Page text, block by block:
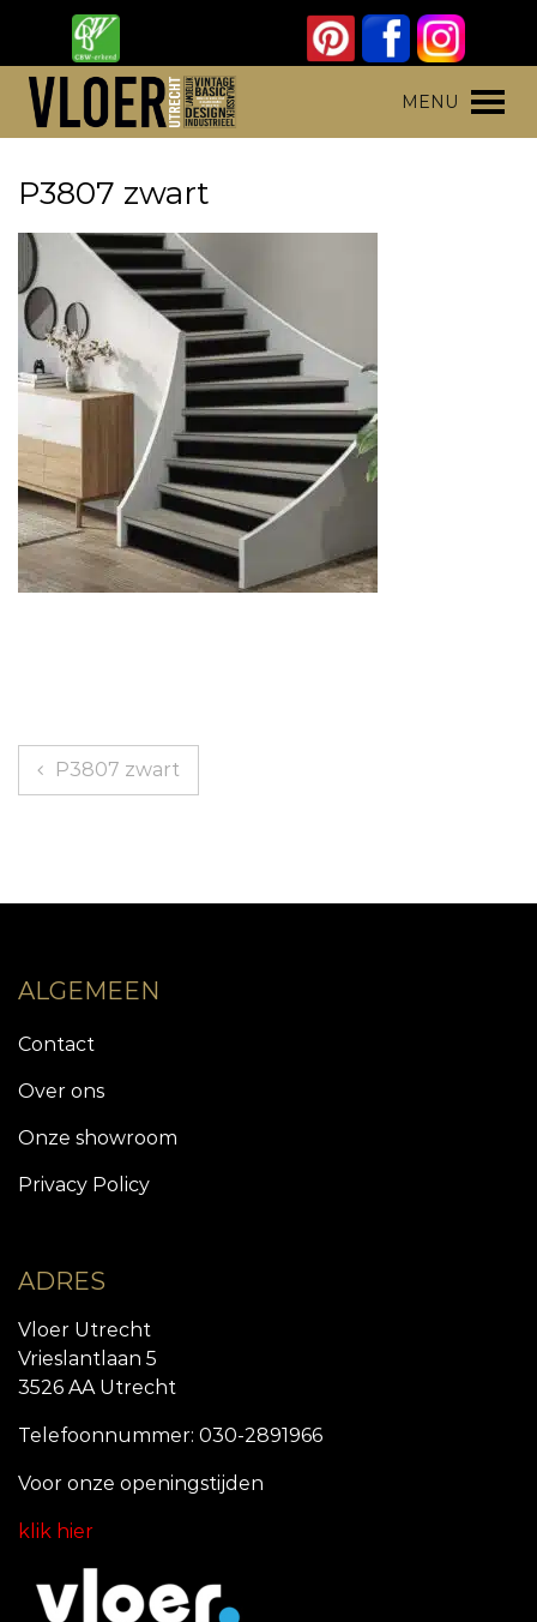
content
MENU
P3807 zwart
Berichtnavigatie
P3807 zwart
ALGEMEEN
Contact
Over ons
Onze showroom
Privacy Policy
ADRES
Vloer Utrecht
Vrieslantlaan 5
3526 AA Utrecht
Telefoonnummer: 030-2891966
Voor onze openingstijden
klik hier